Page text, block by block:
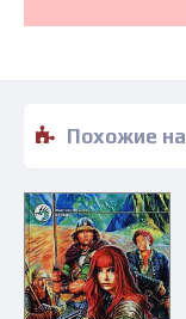
Похожие на "Хроники Навь-Города -